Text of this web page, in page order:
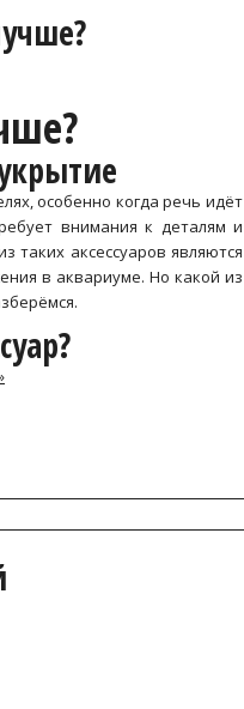
особенно когда речь идёт
внимания к деталям и
таких аксессуаров являются
в аквариуме. Но какой из